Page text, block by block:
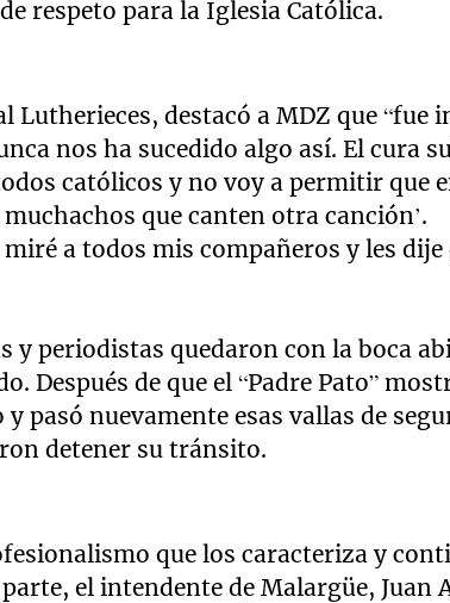
respeto para la Iglesia Católica.
Lutherieces, destacó a MDZ que “fue
nos ha sucedido algo así. El cura
católicos y no voy a permitir que
que canten otra canción’.
a todos mis compañeros y les dije
y periodistas quedaron con la boca
Después de que el “Padre Pato”
pasó nuevamente esas vallas de
detener su tránsito.
que los caracteriza y
el intendente de Malargüe, Juan